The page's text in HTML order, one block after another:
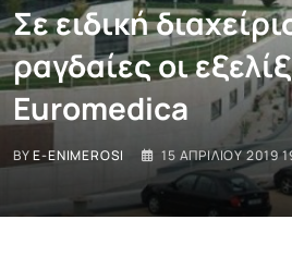
Σε ειδική
ραγδαίες οι
Euromedica
BYE-ENIMEROSI 15 ΑΠΡΙΛΊΟΥ 2019